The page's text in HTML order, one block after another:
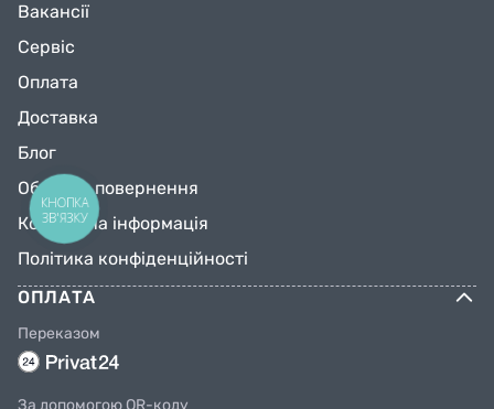
Вакансії
Сервіс
Оплата
Доставка
Блог
Обмін та повернення
Контактна інформація
Політика конфіденційності
ОПЛАТА
Переказом
КНОПКА
ЗВ'ЯЗКУ